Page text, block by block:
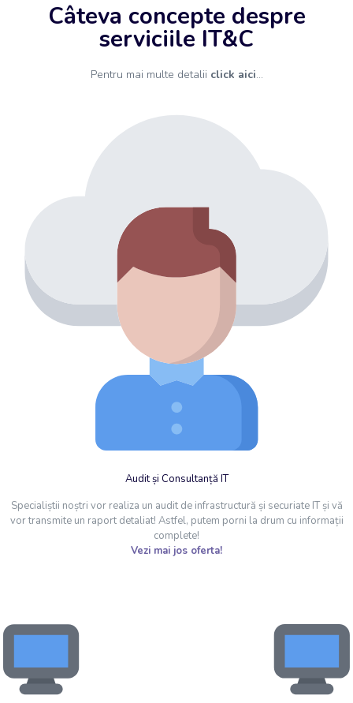
Câteva concepte despre
serviciile IT&C
Pentru mai multe detalii click aici...
Audit și Consultanță IT
Specialiștii noștri vor realiza un audit de infrastructură și securiate IT și vă
vor transmite un raport detaliat! Astfel, putem porni la drum cu informații
complete!
Vezi mai jos oferta!